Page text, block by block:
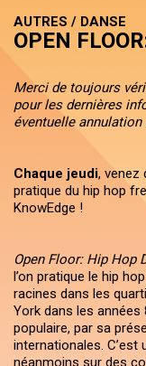
AUTRES / DANSE
OPEN
Merci de toujours
pour les dernières
éventuelle annulation
Chaque jeudi, venez
pratique du hip hop
KnowEdge !
Open Floor: Hip Hop
l’on pratique le hip
racines dans les
York dans les années
populaire, par sa
internationales. C’est
néanmoins sur des